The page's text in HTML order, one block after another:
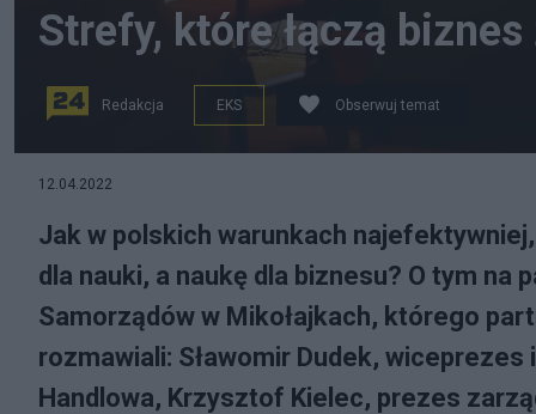
Strefy, które łączą biznes
Redakcja EKS Obserwuj temat
12.04.2022
Jak w polskich warunkach
dla nauki, a naukę dla biznesu? O tym
Samorządów w Mikołajkach, którego
rozmawiali: Sławomir Dudek, wiceprezes
Handlowa, Krzysztof Kielec, prezes